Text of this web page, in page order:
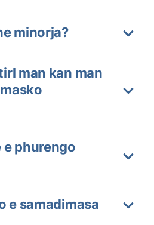
minorja?
man kan man
e phurengo
e samadimasa